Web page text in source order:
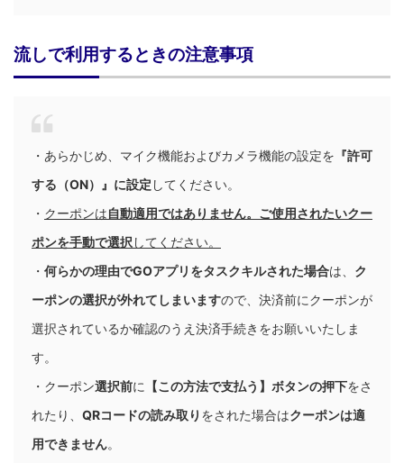
流しで利用するときの注意事項
・あらかじめ、マイク機能およびカメラ機能の設定を 『許可
する（ON）』に設定 してください。
・ クーポンは自動適用ではありません。ご使用されたいクー
ポンを手動で選択 してください。
・ 何らかの理由でGOアプリをタスクキルされた場合は、 ク
ーポンの選択が外れてしまいますので、決済前にクーポンが
選択されているか確認のうえ決済手続きをお願いいたしま
す。
・クーポン選択前に 【この方法で支払う】ボタンの押下をさ
れたり、 QRコードの読み取り をされた場合はクーポンは適
用できません。